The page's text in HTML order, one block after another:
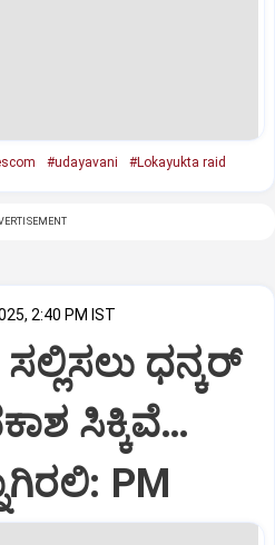
#udayavani #Lokayukta raid
2:40 PM IST
ಧನ್ಕರ್‌
ಸಿಕ್ಕಿವೆ…
PM